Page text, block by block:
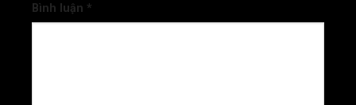
Bình luận *